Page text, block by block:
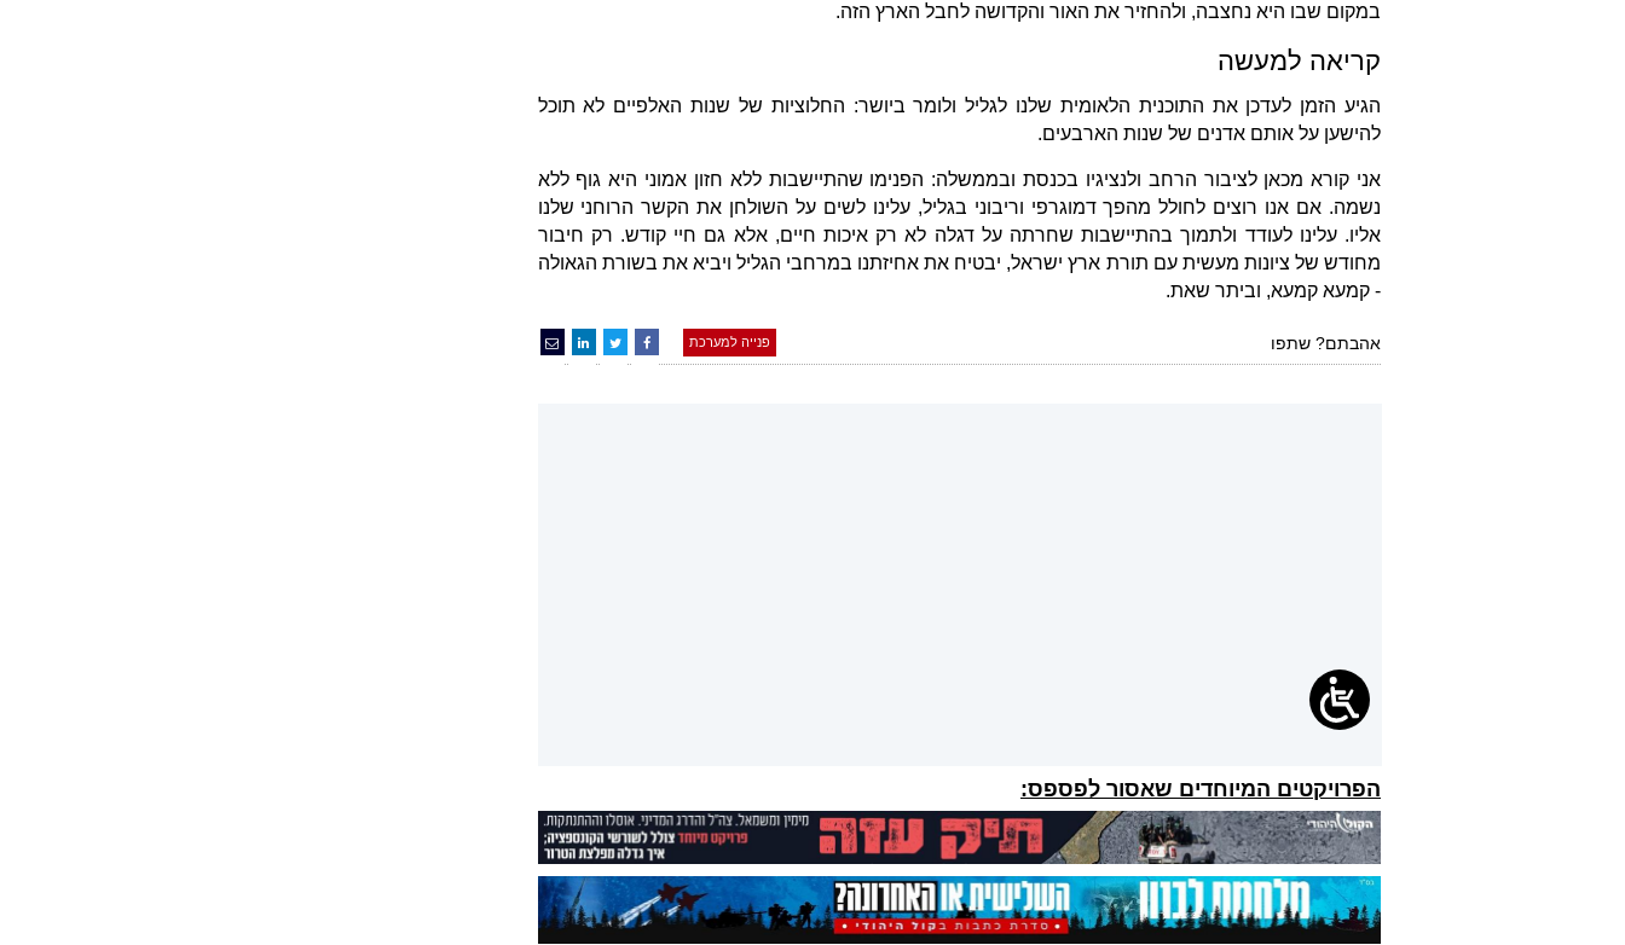
במקום שבו היא נחצבה, ולהחזיר את האור והקדושה לחבל הארץ הזה.
קריאה למעשה
הגיע הזמן לעדכן את התוכנית הלאומית שלנו לגליל ולומר ביושר: החלוציות של שנות האלפיים לא תוכל
להישען על אותם אדנים של שנות הארבעים.
אני קורא מכאן לציבור הרחב ולנציגיו בכנסת ובממשלה: הפנימו שהתיישבות ללא חזון אמוני היא גוף ללא
נשמה. אם אנו רוצים לחולל מהפך דמוגרפי וריבוני בגליל, עלינו לשים על השולחן את הקשר הרוחני שלנו
אליו. עלינו לעודד ולתמוך בהתיישבות שחרתה על דגלה לא רק איכות חיים, אלא גם חיי קודש. רק חיבור
מחודש של ציונות מעשית עם תורת ארץ ישראל, יבטיח את אחיזתנו במרחבי הגליל ויביא את בשורת הגאולה
- קמעא קמעא, וביתר שאת.
אהבתם? שתפו פנייה למערכת
הפרויקטים המיוחדים שאסור לפספס: